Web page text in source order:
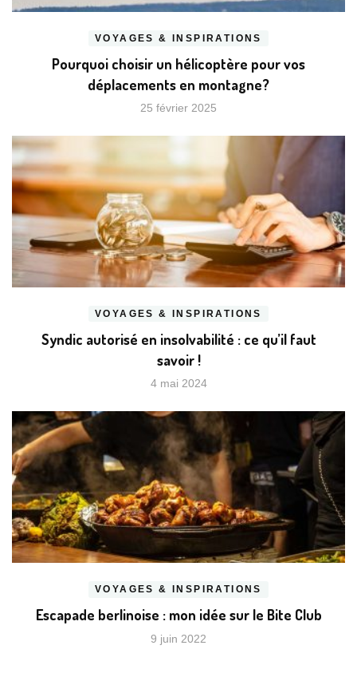
VOYAGES & INSPIRATIONS
Pourquoi choisir un hélicoptère pour vos
déplacements en montagne?
25 février 2025
VOYAGES & INSPIRATIONS
Syndic autorisé en insolvabilité : ce qu’il faut
savoir !
4 mai 2024
VOYAGES & INSPIRATIONS
Escapade berlinoise : mon idée sur le Bite Club
9 juin 2022